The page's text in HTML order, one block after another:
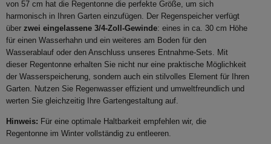
von 57 cm hat die Regentonne die perfekte Größe, um sich
harmonisch in Ihren Garten einzufügen. Der Regenspeicher verfügt
über zwei eingelassene 3/4-Zoll-Gewinde: eines in ca. 30 cm Höhe
für einen Wasserhahn und ein weiteres am Boden für den
Wasserablauf oder den Anschluss unseres Entnahme-Sets. Mit
dieser Regentonne erhalten Sie nicht nur eine praktische Möglichkeit
der Wasserspeicherung, sondern auch ein stilvolles Element für Ihren
Garten. Nutzen Sie Regenwasser effizient und umweltfreundlich und
werten Sie gleichzeitig Ihre Gartengestaltung auf.
Hinweis: Für eine optimale Haltbarkeit empfehlen wir, die
Regentonne im Winter vollständig zu entleeren.